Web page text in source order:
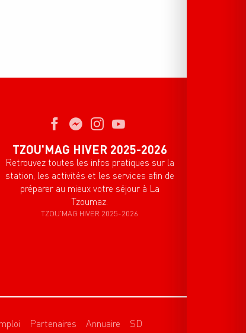
TZOU'MAG HIVER 2025-2026
Retrouvez toutes les infos pratiques sur la
station, les activités et les services afin de
préparer au mieux votre séjour à La
Tzoumaz.
TZOU'MAG HIVER 2025-2026
Partenaires Annuaire SD